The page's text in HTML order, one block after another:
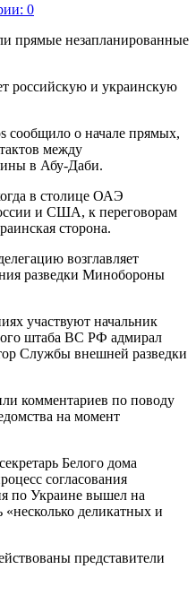
0
российскую и украинскую
сообщило о начале прямых,
между
в Абу-Даби.
в столице ОАЭ
и США, к переговорам
сторона.
возглавляет
разведки Минобороны
участвуют начальник
штаба ВС РФ адмирал
Службы внешней разведки
комментариев по поводу
на момент
Белого дома
согласования
по Украине вышел на
«несколько деликатных и
представители